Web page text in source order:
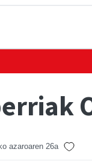
azaroaren 26a